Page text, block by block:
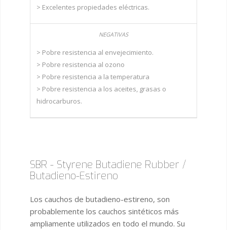
> Excelentes propiedades eléctricas.
> Pobre resistencia al envejecimiento.
> Pobre resistencia al ozono
> Pobre resistencia a la temperatura
> Pobre resistencia a los aceites, grasas o
hidrocarburos.
SBR - Styrene Butadiene Rubber /
Butadieno-Estireno
Los cauchos de butadieno-estireno, son
probablemente los cauchos sintéticos más
ampliamente utilizados en todo el mundo. Su